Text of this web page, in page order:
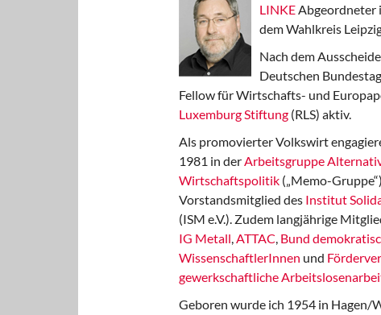
LINKEAbgeordneter
dem Wahlkreis
Nach dem
Deutschen
Fellow für Wirtschafts- und
Luxemburg Stiftung (RLS) aktiv.
Als promovierter Volkswirt
1981 in derArbeitsgruppe
Wirtschaftspolitik („Memo-
Vorstandsmitglied des Institut
(ISM e.V.). Zudem langjährige
IG Metall,ATTAC, Bund
WissenschaftlerInnen und
gewerkschaftliche
Geboren wurde ich 1954 in Hagen/